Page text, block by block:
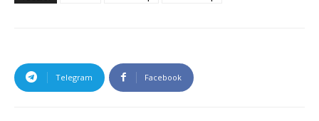
Telegram Facebook